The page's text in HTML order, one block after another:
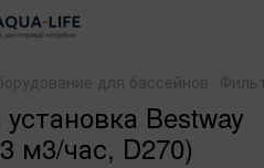
для бассейнов
Bestway
м3/час, D270)